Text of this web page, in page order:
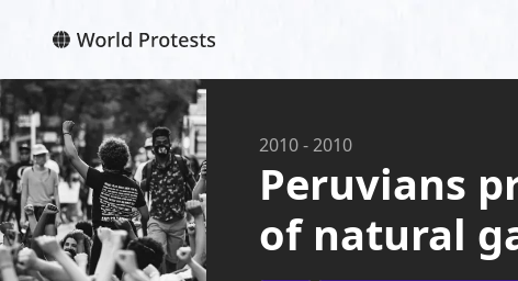
2010-2010
Peruvians
of natural